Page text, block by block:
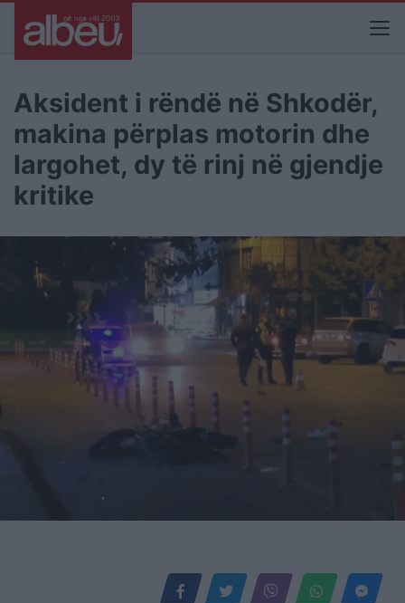
Aksident i rëndë në Shkodër,
makina përplas motorin dhe
largohet, dy të rinj në gjendje
kritike